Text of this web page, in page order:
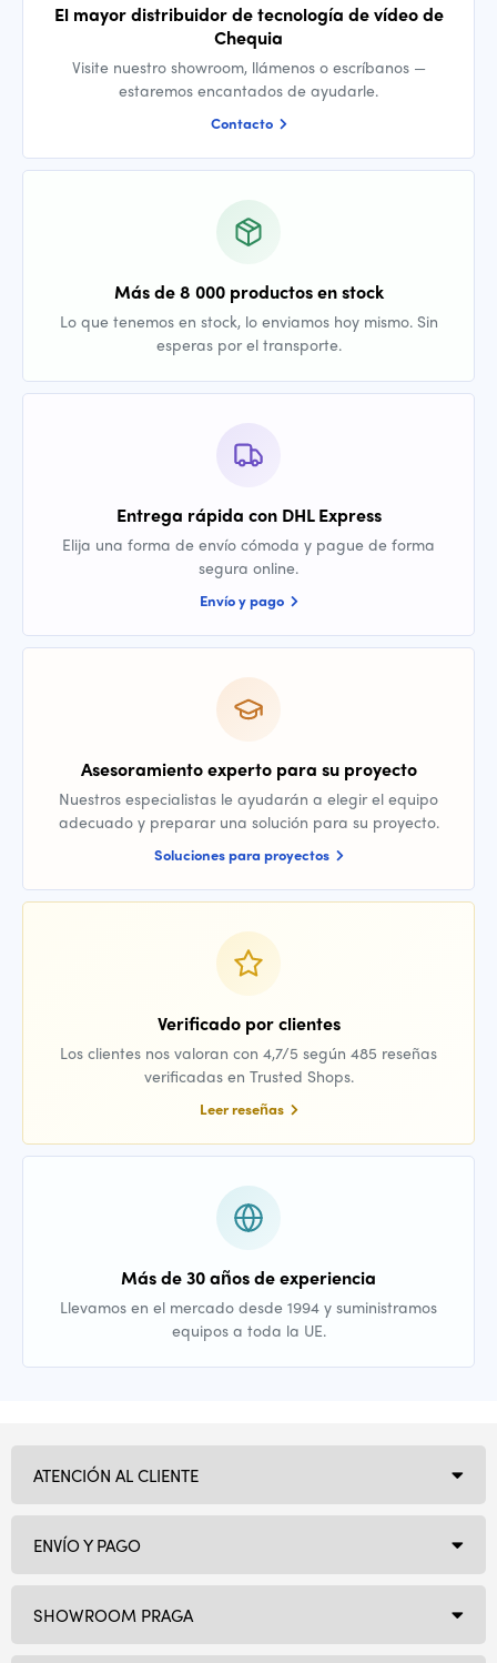
El mayor distribuidor de tecnología de vídeo de
Chequia
Visite nuestro showroom, llámenos o escríbanos —
estaremos encantados de ayudarle.
Contacto
Más de 8 000 productos en stock
Lo que tenemos en stock, lo enviamos hoy mismo. Sin
esperas por el transporte.
Entrega rápida con DHL Express
Elija una forma de envío cómoda y pague de forma
segura online.
Envío y pago
Asesoramiento experto para su proyecto
Nuestros especialistas le ayudarán a elegir el equipo
adecuado y preparar una solución para su proyecto.
Soluciones para proyectos
Verificado por clientes
Los clientes nos valoran con 4,7/5 según 485 reseñas
verificadas en Trusted Shops.
Leer reseñas
Más de 30 años de experiencia
Llevamos en el mercado desde 1994 y suministramos
equipos a toda la UE.
SHOWROOM PRAGA
ATENCIÓN AL CLIENTE
ENVÍO Y PAGO